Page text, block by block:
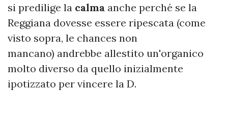
si predilige la calma anche perché se la
Reggiana dovesse essere ripescata (come
visto sopra, le chances non
mancano) andrebbe allestito un'organico
molto diverso da quello inizialmente
ipotizzato per vincere la D.